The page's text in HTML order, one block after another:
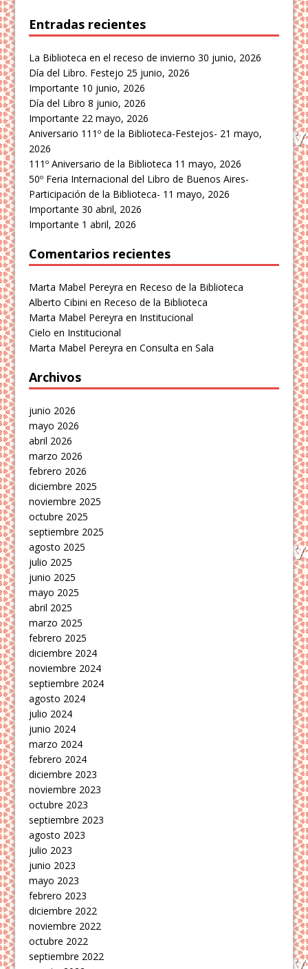
Entradas recientes
La Biblioteca en el receso de invierno 30 junio, 2026
Día del Libro. Festejo 25 junio, 2026
Importante 10 junio, 2026
Día del Libro 8 junio, 2026
Importante 22 mayo, 2026
Aniversario 111º de la Biblioteca-Festejos- 21 mayo,
2026
111º Aniversario de la Biblioteca 11 mayo, 2026
50º Feria Internacional del Libro de Buenos Aires-
Participación de la Biblioteca- 11 mayo, 2026
Importante 30 abril, 2026
Importante 1 abril, 2026
Comentarios recientes
Marta Mabel Pereyra en Receso de la Biblioteca
Alberto Cibini en Receso de la Biblioteca
Marta Mabel Pereyra en Institucional
Cielo en Institucional
Marta Mabel Pereyra enConsulta en Sala
Archivos
junio 2026
mayo 2026
abril 2026
marzo 2026
febrero 2026
diciembre 2025
noviembre 2025
octubre 2025
septiembre 2025
agosto 2025
julio 2025
junio 2025
mayo 2025
abril 2025
marzo 2025
febrero 2025
diciembre 2024
noviembre 2024
septiembre 2024
agosto 2024
julio 2024
junio 2024
marzo 2024
febrero 2024
diciembre 2023
noviembre 2023
octubre 2023
septiembre 2023
agosto 2023
julio 2023
junio 2023
mayo 2023
febrero 2023
diciembre 2022
noviembre 2022
octubre 2022
septiembre 2022